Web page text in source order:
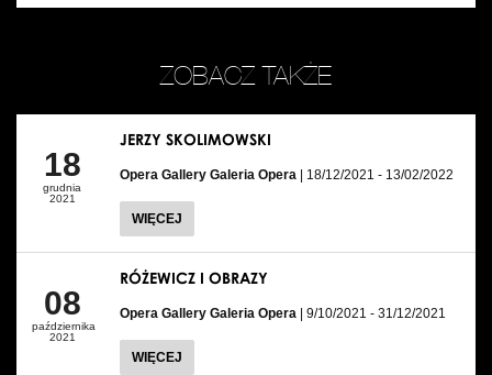
ZOBACZ TAKŻE
18
grudnia
2021
JERZY SKOLIMOWSKI
Opera Gallery Galeria Opera | 18/12/2021 - 13/02/2022
WIĘCEJ
08
października
2021
RÓŻEWICZ I OBRAZY
Opera Gallery Galeria Opera | 9/10/2021 - 31/12/2021
WIĘCEJ